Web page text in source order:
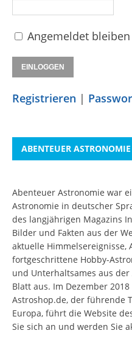
Angemeldet bleiben
Registrieren |
ABENTEUER ASTRONOMIE
Abenteuer Astronomie war
Astronomie in deutscher
des langjährigen Magazins
Bilder und Fakten aus der
aktuelle Himmelsereignisse,
fortgeschrittene Hobby-
und Unterhaltsames aus
Blatt aus. Im Dezember
Astroshop.de, der führende
Europa, führt die Website
Sie sich an und werden Sie